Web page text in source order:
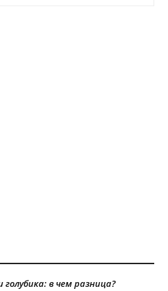
голубика: в чем разница?